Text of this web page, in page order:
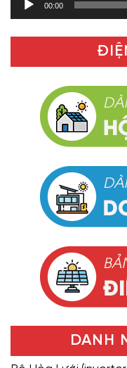
00:00
DANH